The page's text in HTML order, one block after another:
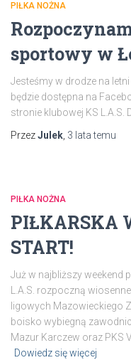
PIŁKA NOŻNA
sportowy w
Jesteśmy w drodze na
będzie dostępna na
stronie klubowej KS L.A.S.
PrzezJulek 3 latatemu
PIŁKA NOŻNA
PIŁKARSKA
START!
Już w najbliższy weekend
L.A.S. rozpoczną
ligowych Mazowieckiego
boisko wybiegną
Mazur Karczew oraz PKS
Dowiedz się więcej